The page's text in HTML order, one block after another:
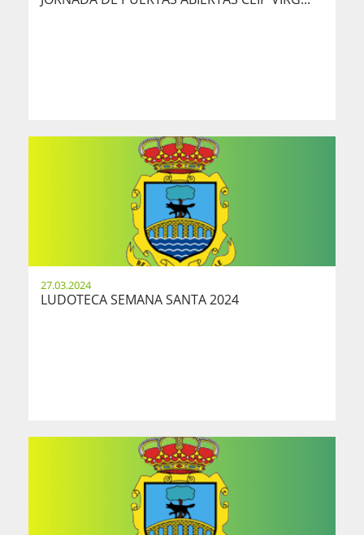
27.03.2024
LUDOTECA SEMANA SANTA 2024